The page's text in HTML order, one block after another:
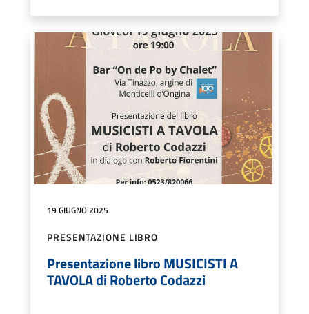
19 GIUGNO 2025
PRESENTAZIONE LIBRO
Presentazione libro MUSICISTI A
TAVOLA di Roberto Codazzi